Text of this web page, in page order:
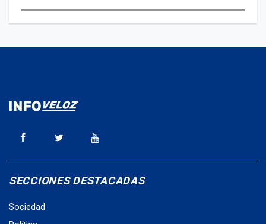
SECCIONES DESTACADAS
Sociedad